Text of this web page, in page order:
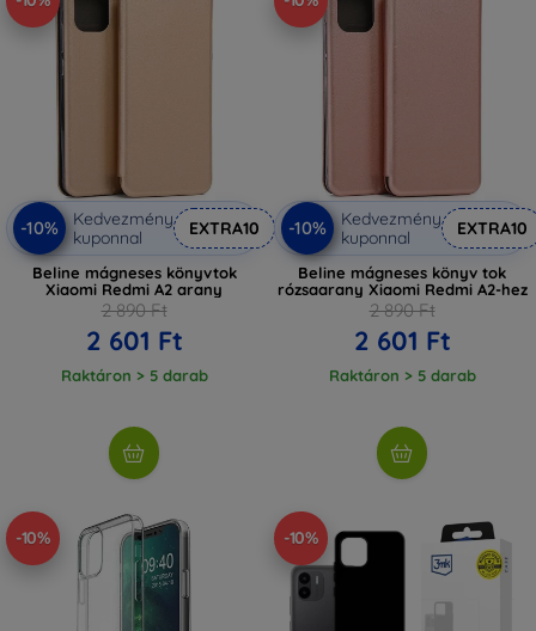
-10%
Kedvezmény
kuponnal
EXTRA10
Beline mágneses könyvtok
Xiaomi Redmi A2 arany
2 890 Ft
2 601 Ft
Raktáron > 5 darab
-10%
Kedvezmény
kuponnal
EXTRA10
Beline mágneses könyv tok
rózsaarany Xiaomi Redmi A2-hez
2 890 Ft
2 601 Ft
Raktáron > 5 darab
-10% -10%